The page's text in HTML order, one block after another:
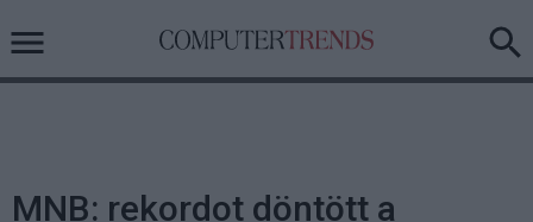
MNB: rekordot döntött a